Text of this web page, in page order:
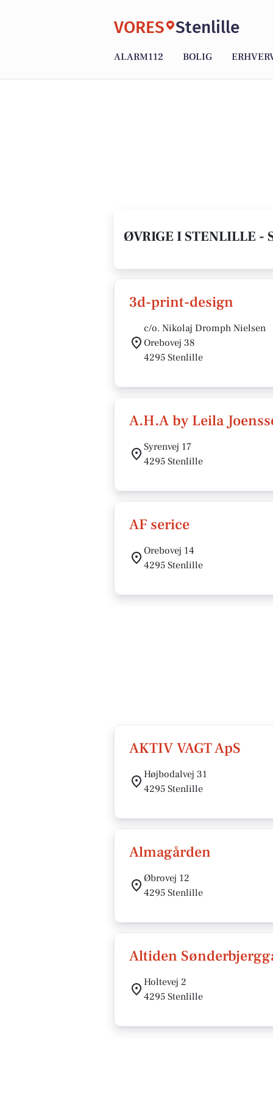
VORES Stenlille
ALARM112 BOLIG
ØVRIGE I STENLILLE -
3d-print-design
c/o. Nikolaj Dromph Nielsen
Orebovej 38
4295 Stenlille
A.H.A by Leila
Syrenvej 17
4295 Stenlille
AF serice
Orebovej 14
4295 Stenlille
AKTIV VAGT ApS
Højbodalvej 31
4295 Stenlille
Almagården
Øbrovej 12
4295 Stenlille
Altiden
Holtevej 2
4295 Stenlille